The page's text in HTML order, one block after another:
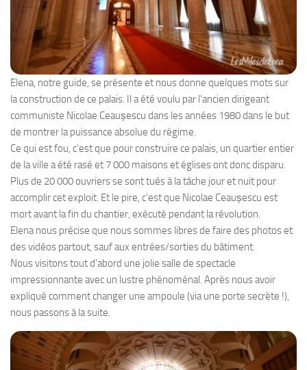
Elena, notre guide, se présente et nous donne quelques mots sur
la construction de ce palais. Il a été voulu par l’ancien dirigeant
communiste Nicolae Ceaușescu dans les années 1980 dans le but
de montrer la puissance absolue du régime.
Ce qui est fou, c’est que pour construire ce palais, un quartier entier
de la ville a été rasé et 7 000 maisons et églises ont donc disparu.
Plus de 20 000 ouvriers se sont tués à la tâche jour et nuit pour
accomplir cet exploit. Et le pire, c’est que Nicolae Ceaușescu est
mort avant la fin du chantier, exécuté pendant la révolution.
Elena nous précise que nous sommes libres de faire des photos et
des vidéos partout, sauf aux entrées/sorties du bâtiment.
Nous visitons tout d’abord une jolie salle de spectacle
impressionnante avec un lustre phénoménal. Après nous avoir
expliqué comment changer une ampoule (via une porte secrète !),
nous passons à la suite.